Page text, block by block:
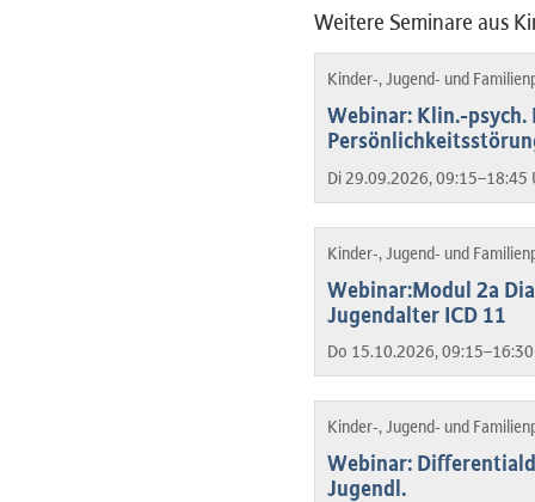
Weitere Seminare aus
Kinder-, Jugend- und
Webinar: Klin.-psych.
Di 29.09.2026, 09:15–18:45
Kinder-, Jugend- und
Webinar:Modul 2a
Jugendalter ICD 11
Do 15.10.2026,
Kinder-, Jugend- und
Webinar:
Jugendl.